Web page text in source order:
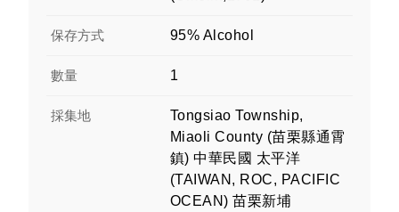
保存方式 95% Alcohol
數量 1
採集地
Tongsiao Township,
Miaoli County (苗栗縣通霄
鎮) 中華民國 太平洋
(TAIWAN, ROC, PACIFIC
OCEAN) 苗栗新埔